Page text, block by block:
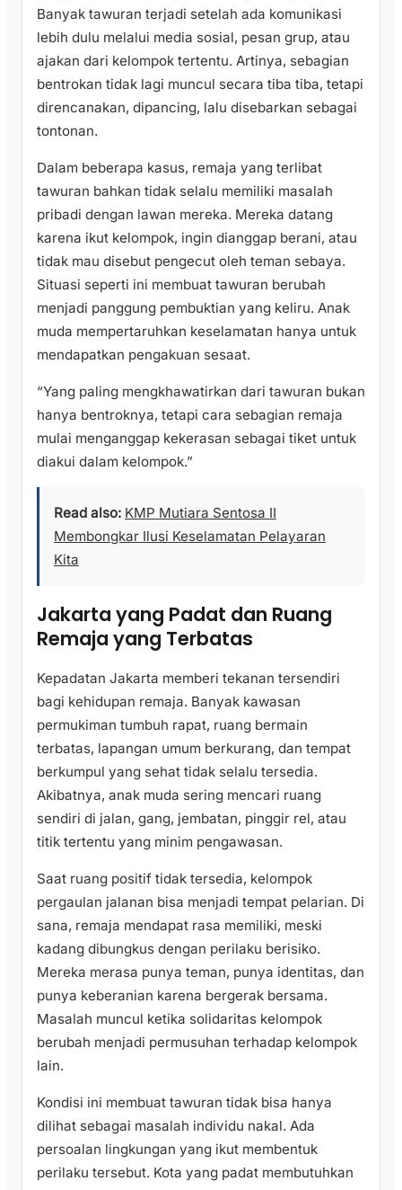
Banyak tawuran terjadi setelah ada komunikasi
lebih dulu melalui media sosial, pesan grup, atau
ajakan dari kelompok tertentu. Artinya, sebagian
bentrokan tidak lagi muncul secara tiba tiba, tetapi
direncanakan, dipancing, lalu disebarkan sebagai
tontonan.
Dalam beberapa kasus, remaja yang terlibat
tawuran bahkan tidak selalu memiliki masalah
pribadi dengan lawan mereka. Mereka datang
karena ikut kelompok, ingin dianggap berani, atau
tidak mau disebut pengecut oleh teman sebaya.
Situasi seperti ini membuat tawuran berubah
menjadi panggung pembuktian yang keliru. Anak
muda mempertaruhkan keselamatan hanya untuk
mendapatkan pengakuan sesaat.
“Yang paling mengkhawatirkan dari tawuran bukan
hanya bentroknya, tetapi cara sebagian remaja
mulai menganggap kekerasan sebagai tiket untuk
diakui dalam kelompok.”
Read also: KMP Mutiara Sentosa II
Membongkar Ilusi Keselamatan Pelayaran
Kita
Jakarta yang Padat dan Ruang
Remaja yang Terbatas
Kepadatan Jakarta memberi tekanan tersendiri
bagi kehidupan remaja. Banyak kawasan
permukiman tumbuh rapat, ruang bermain
terbatas, lapangan umum berkurang, dan tempat
berkumpul yang sehat tidak selalu tersedia.
Akibatnya, anak muda sering mencari ruang
sendiri di jalan, gang, jembatan, pinggir rel, atau
titik tertentu yang minim pengawasan.
Saat ruang positif tidak tersedia, kelompok
pergaulan jalanan bisa menjadi tempat pelarian. Di
sana, remaja mendapat rasa memiliki, meski
kadang dibungkus dengan perilaku berisiko.
Mereka merasa punya teman, punya identitas, dan
punya keberanian karena bergerak bersama.
Masalah muncul ketika solidaritas kelompok
berubah menjadi permusuhan terhadap kelompok
lain.
Kondisi ini membuat tawuran tidak bisa hanya
dilihat sebagai masalah individu nakal. Ada
persoalan lingkungan yang ikut membentuk
perilaku tersebut. Kota yang padat membutuhkan